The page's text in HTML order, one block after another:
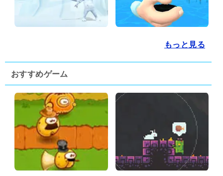
もっと見る
おすすめゲーム